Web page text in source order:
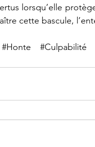
lorsqu’elle
cette bascule,
#Honte #Culpabilité